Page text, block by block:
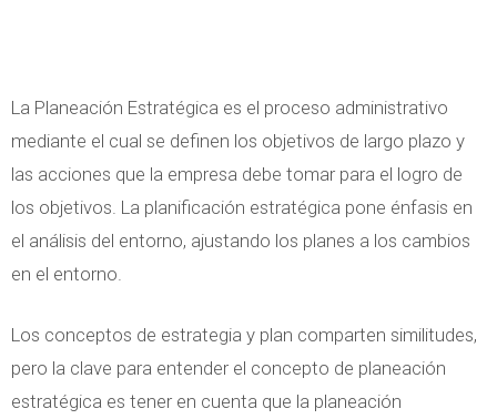
La Planeación Estratégica es el proceso administrativo
mediante el cual se definen los objetivos de largo plazo y
las acciones que la empresa debe tomar para el logro de
los objetivos. La planificación estratégica pone énfasis en
el análisis del entorno, ajustando los planes a los cambios
en el entorno.
Los conceptos de estrategia y plan comparten similitudes,
pero la clave para entender el concepto de planeación
estratégica es tener en cuenta que la planeación